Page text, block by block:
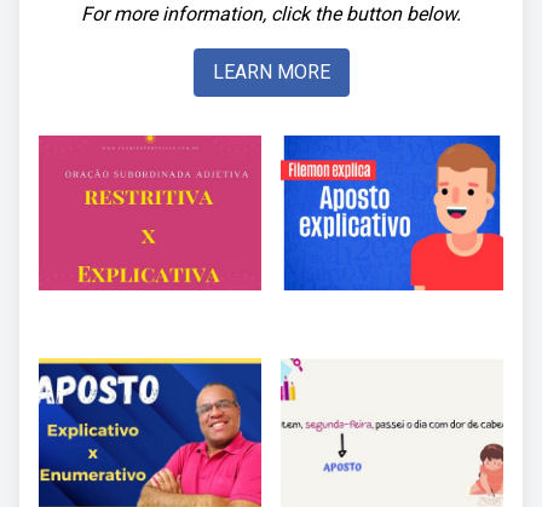
For more information, click the button below.
LEARN MORE